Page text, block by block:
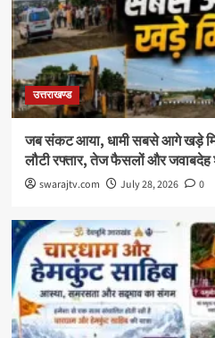
उत्तराखण्ड
जब संकट आया, धामी सबसे आगे खड़े
लौटी रफ्तार, तेज फैसलों और जवाबदेह
swarajtv.com July 28, 2026 0